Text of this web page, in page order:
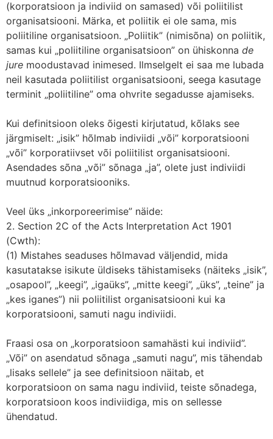
(korporatsioon ja indiviid on samased) või poliitilist
organisatsiooni. Märka, et poliitik ei ole sama, mis
poliitiline organisatsioon. „Poliitik” (nimisõna) on poliitik,
samas kui „poliitiline organisatsioon” on ühiskonna de
jure moodustavad inimesed. Ilmselgelt ei saa me lubada
neil kasutada poliitilist organisatsiooni, seega kasutage
terminit „poliitiline” oma ohvrite segadusse ajamiseks.
Kui definitsioon oleks õigesti kirjutatud, kõlaks see
järgmiselt: „isik” hõlmab indiviidi „või” korporatsiooni
„või” korporatiivset või poliitilist organisatsiooni.
Asendades sõna „või” sõnaga „ja”, olete just indiviidi
muutnud korporatsiooniks.
Veel üks „inkorporeerimise” näide:
2. Section 2C of the Acts Interpretation Act 1901
(Cwth):
(1) Mistahes seaduses hõlmavad väljendid, mida
kasutatakse isikute üldiseks tähistamiseks (näiteks „isik”,
„osapool”, „keegi”, „igaüks”, „mitte keegi”, „üks”, „teine” ja
„kes iganes”) nii poliitilist organisatsiooni kui ka
korporatsiooni, samuti nagu indiviidi.
Fraasi osa on „korporatsioon samahästi kui indiviid”.
„Või” on asendatud sõnaga „samuti nagu”, mis tähendab
„lisaks sellele” ja see definitsioon näitab, et
korporatsioon on sama nagu indiviid, teiste sõnadega,
korporatsioon koos indiviidiga, mis on sellesse
ühendatud.